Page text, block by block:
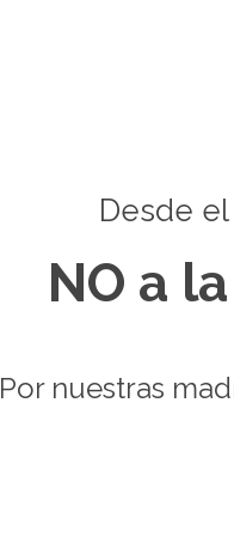
Desde
NO a
Por nuestras